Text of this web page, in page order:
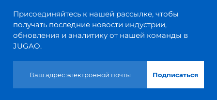
Присоединяйтесь к нашей рассылке, чтобы
получать последние новости индустрии,
обновления и аналитику от нашей команды в
JUGAO.
Подписаться